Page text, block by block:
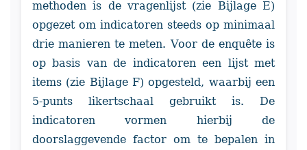
methoden is de vragenlijst (zie Bijlage E)
opgezet om indicatoren steeds op minimaal
drie manieren te meten. Voor de enquête is
op basis van de indicatoren een lijst met
items (zie Bijlage F) opgesteld, waarbij een
5-punts likertschaal gebruikt is. De
indicatoren vormen hierbij de
doorslaggevende factor om te bepalen in